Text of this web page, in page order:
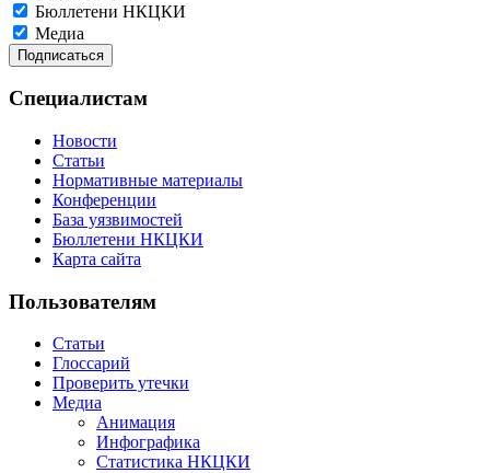
Бюллетени НКЦКИ
Медиа
Специалистам
Новости
Статьи
Нормативные материалы
Конференции
База уязвимостей
Бюллетени НКЦКИ
Карта сайта
Пользователям
Статьи
Глоссарий
Проверить утечки
Медиа
Анимация
Инфографика
Статистика НКЦКИ